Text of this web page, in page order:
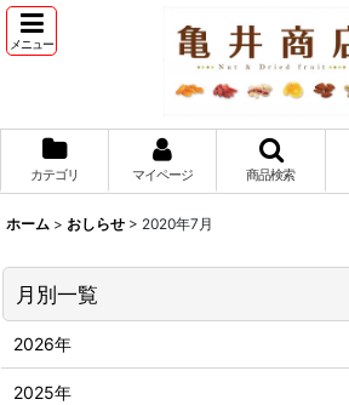
メニュー
カテゴリ マイページ 商品検索
ホーム > おしらせ > 2020年7月
月別一覧
2026年
2025年